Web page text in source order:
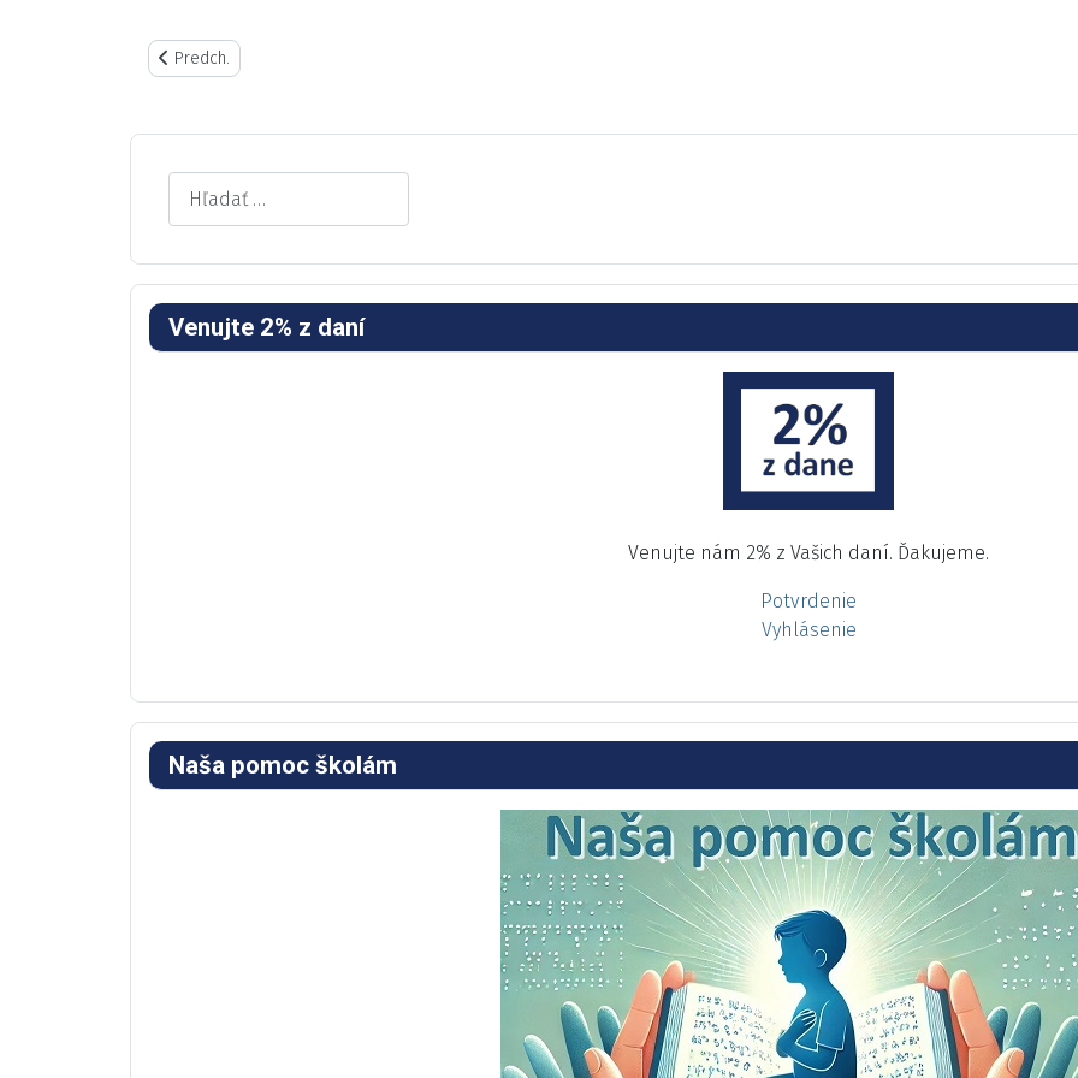
Predchádzajúci článok: Kontakt
Predch.
Venujte 2% z daní
Venujte nám 2% z Vašich daní. Ďakujeme.
Potvrdenie
Vyhlásenie
Naša pomoc školám